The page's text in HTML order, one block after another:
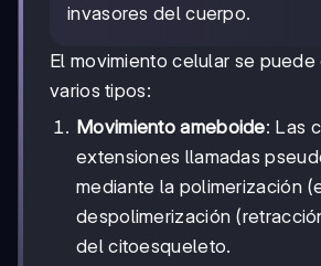
invasores del cuerpo.
El movimiento celular se puede
varios tipos:
Movimiento ameboide: Las
extensiones llamadas
mediante la polimerización
despolimerización
del citoesqueleto.